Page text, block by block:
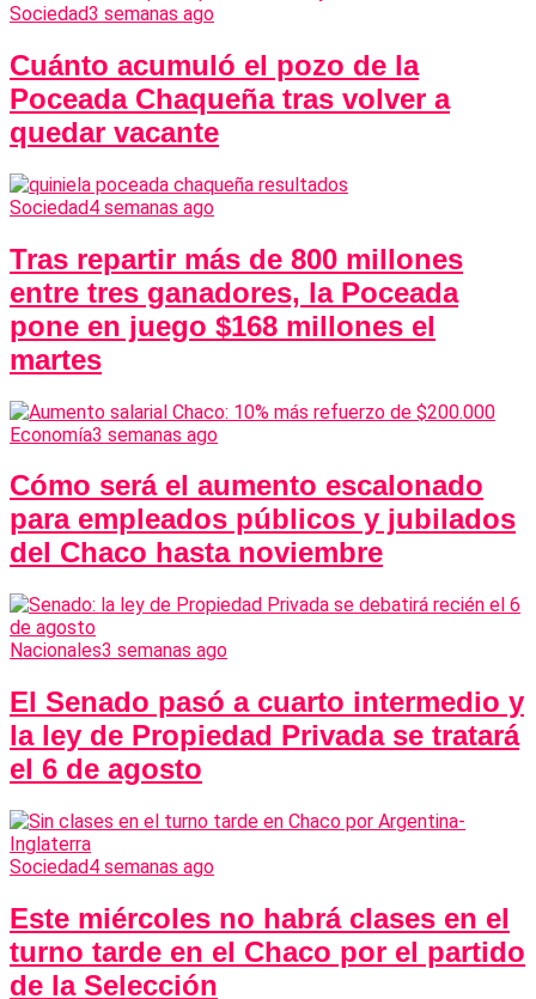
Sociedad3 semanas ago
Cuánto acumuló el pozo de la
Poceada Chaqueña tras volver a
quedar vacante
Sociedad4 semanas ago
Tras repartir más de 800 millones
entre tres ganadores, la Poceada
pone en juego $168 millones el
martes
Economía3 semanas ago
Cómo será el aumento escalonado
para empleados públicos y jubilados
del Chaco hasta noviembre
Nacionales3 semanas ago
El Senado pasó a cuarto intermedio y
la ley de Propiedad Privada se tratará
el 6 de agosto
Sociedad4 semanas ago
Este miércoles no habrá clases en el
turno tarde en el Chaco por el partido
de la Selección